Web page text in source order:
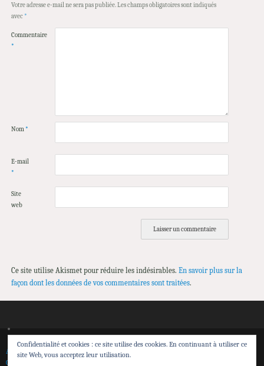
Votre adresse e-mail ne sera pas publiée.Les champs obligatoires sont indiqués
avec *
Commentaire
*
Nom*
E-mail
*
Site
web
Ce site utilise Akismet pour réduire les indésirables. En savoir plus sur la
façon dont les données de vos commentaires sont traitées.
Accueil Spectacles Théâtre de Sensibilisation
Calendrier
Confidentialité et cookies : ce site utilise des cookies. En continuant à utiliser ce
site Web, vous acceptez leur utilisation.